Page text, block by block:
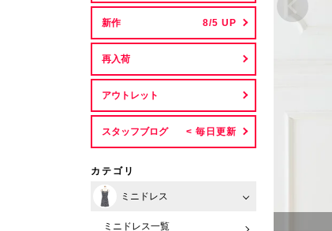
新作
再入荷
アウトレット
スタッフブログ
カテゴリ
ミニドレス
ミニドレス一覧